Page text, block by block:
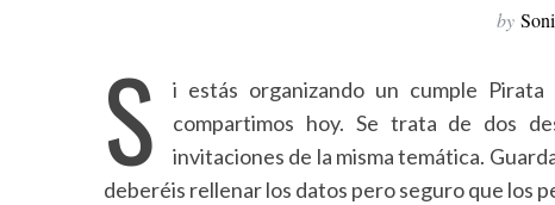
by
S
i estás organizando un cumple
compartimos hoy. Se trata de dos
invitaciones de la misma temática.
deberéis rellenar los datos pero seguro que los